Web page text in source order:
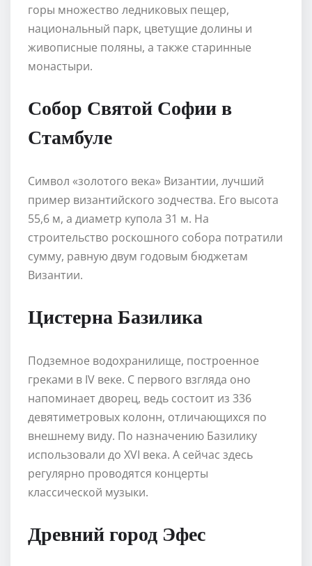
горы множество ледниковых пещер,
национальный парк, цветущие долины и
живописные поляны, а также старинные
монастыри.
Собор Святой Софии в
Стамбуле
Символ «золотого века» Византии, лучший
пример византийского зодчества. Его высота
55,6 м, а диаметр купола 31 м. На
строительство роскошного собора потратили
сумму, равную двум годовым бюджетам
Византии.
Цистерна Базилика
Подземное водохранилище, построенное
греками в IV веке. С первого взгляда оно
напоминает дворец, ведь состоит из 336
девятиметровых колонн, отличающихся по
внешнему виду. По назначению Базилику
использовали до XVI века. А сейчас здесь
регулярно проводятся концерты
классической музыки.
Древний город Эфес